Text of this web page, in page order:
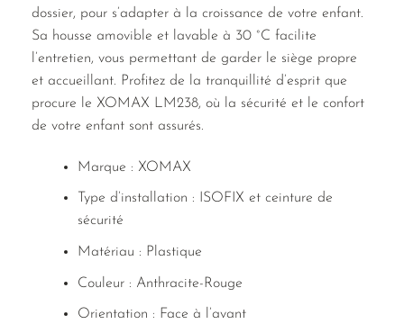
dossier, pour s’adapter à la croissance de votre enfant.
Sa housse amovible et lavable à 30 °C facilite
l’entretien, vous permettant de garder le siège propre
et accueillant. Profitez de la tranquillité d’esprit que
procure le XOMAX LM238, où la sécurité et le confort
de votre enfant sont assurés.
Marque : XOMAX
Type d’installation : ISOFIX et ceinture de
sécurité
Matériau : Plastique
Couleur : Anthracite-Rouge
Orientation : Face à l’avant